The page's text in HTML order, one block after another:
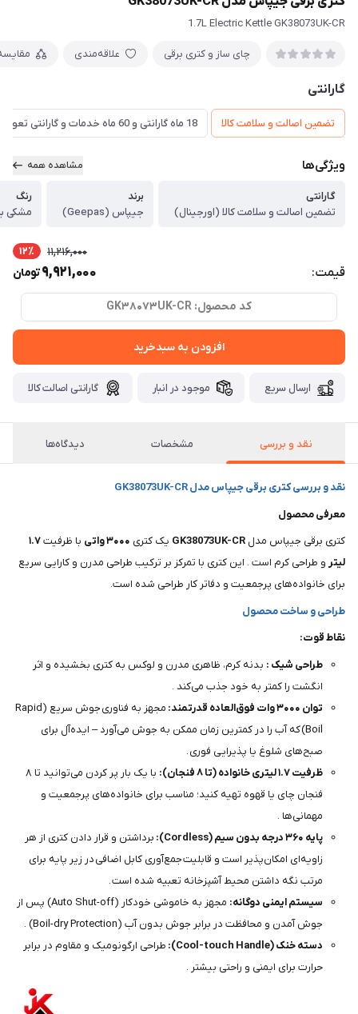
1.7L Electric Kettle GK38073UK-CR
چای ساز و کتری برقی علاقه‌مندی
گارانتی
تضمین اصالت و سلامت کالا 18 ماه گارانتی و 60 ماه خدمات و گارانتی تعویض
ویژگی‌ها مشاهده همه
گارانتی
تضمین اصالت و سلامت کالا (اورجینال)
برند
جیپاس (Geepas)
رنگ
قیمت:
11,216,000 12٪
9,921,000تومان
کد محصول: GK38073UK-CR
افزودن به سبدخرید
ارسال سریع موجود در انبار گارانتی اصالت کالا
نقد و بررسی مشخصات دیدگاه‌ها
نقد و بررسی کتری برقی جیپاس مدل GK38073UK-CR
معرفی محصول
کتری برقی جیپاس مدل GK38073UK-CR یک کتری ۳۰۰۰ واتی با ظرفیت۱.۷
لیتر و طراحی کرم است . این کتری با تمرکز بر ترکیب طراحی مدرن و کارایی سریع
برای خانواده‌های پرجمعیت و دفاتر کار طراحی شده است.
طراحی و ساخت محصول
نقاط قوت:
طراحی شیک : بدنه کرم، ظاهری مدرن و لوکس به کتری بخشیده و اثر
انگشت را کمتر به خود جذب می‌کند .
توان ۳۰۰۰ وات فوق‌العاده قدرتمند:
مجهز به فناوری جوش سریع (Rapid
Boil) که آب را در کمترین زمان ممکن به جوش می‌آورد – ایده‌آل برای
صبح‌های شلوغ یا پذیرایی فوری .
ظرفیت ۱.۷ لیتری خانواده (تا ۸ فنجان):
با یک بار پر کردن می‌توانید تا ۸
فنجان چای یا قهوه تهیه کنید؛ مناسب برای خانواده‌های پرجمعیت و
مهمانی‌ها .
پایه ۳۶۰ درجه بدون سیم (Cordless):
برداشتن و قرار دادن کتری از هر
زاویه‌ای امکان‌پذیر است و قابلیت جمع‌آوری کابل اضافی در زیر پایه برای
مرتب نگه داشتن محیط آشپزخانه تعبیه شده است .
سیستم ایمنی دوگانه:
مجهز به خاموشی خودکار (Auto Shut-off) پس از
جوش آمدن و محافظت در برابر جوش بدون آب (Boil-dry Protection) .
دسته خنک (Cool-touch Handle):
طراحی ارگونومیک و مقاوم در برابر
حرارت برای ایمنی و راحتی بیشتر .